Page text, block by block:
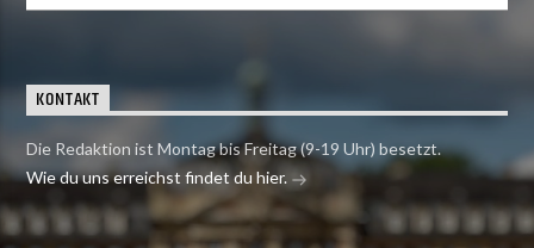
KONTAKT
Die Redaktion ist Montag bis Freitag (9-19 Uhr) besetzt.
Wie du uns erreichst findet du hier.